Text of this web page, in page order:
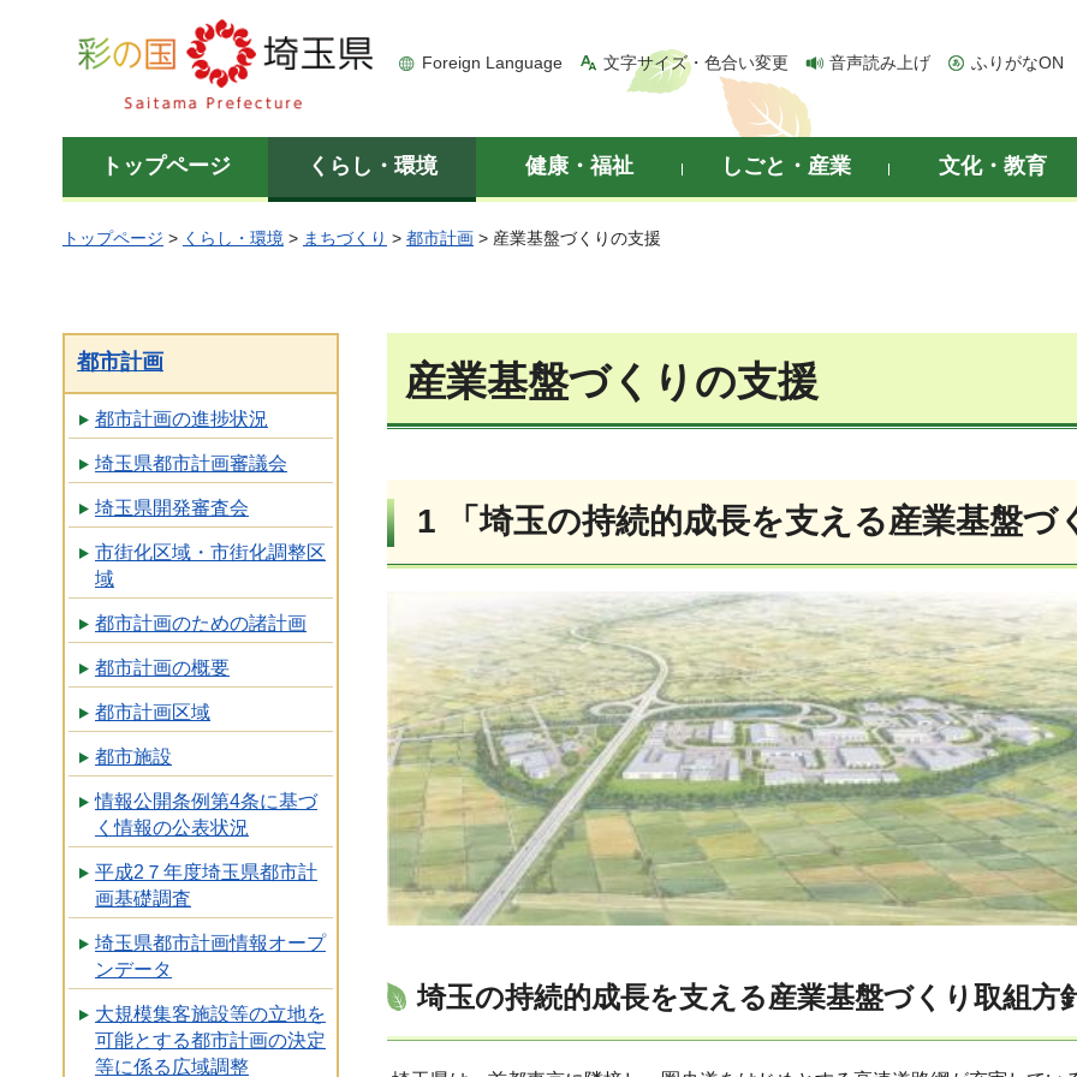
彩の国 埼玉県
Foreign Language 文字サイズ・色合い変更 音声読み上げ ふりがなON
トップページ くらし・環境 健康・福祉 しごと・産業 文化・教育
トップページ > くらし・環境 > まちづくり > 都市計画 > 産業基盤づくりの支援
都市計画
都市計画の進捗状況
埼玉県都市計画審議会
埼玉県開発審査会
市街化区域・市街化調整区
域
都市計画のための諸計画
都市計画の概要
都市計画区域
都市施設
情報公開条例第4条に基づ
く情報の公表状況
平成2７年度埼玉県都市計
画基礎調査
埼玉県都市計画情報オープ
ンデータ
大規模集客施設等の立地を
可能とする都市計画の決定
等に係る広域調整
産業基盤づくりの支援
1 「埼玉の持続的成長を支える産業基盤づ
埼玉の持続的成長を支える産業基盤づくり取組方